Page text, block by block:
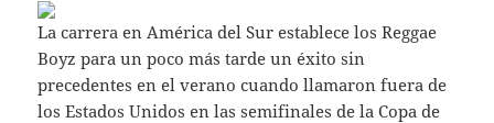
La carrera en América del Sur establece los Reggae
Boyz para un poco más tarde un éxito sin
precedentes en el verano cuando llamaron fuera de
los Estados Unidos en las semifinales de la Copa de